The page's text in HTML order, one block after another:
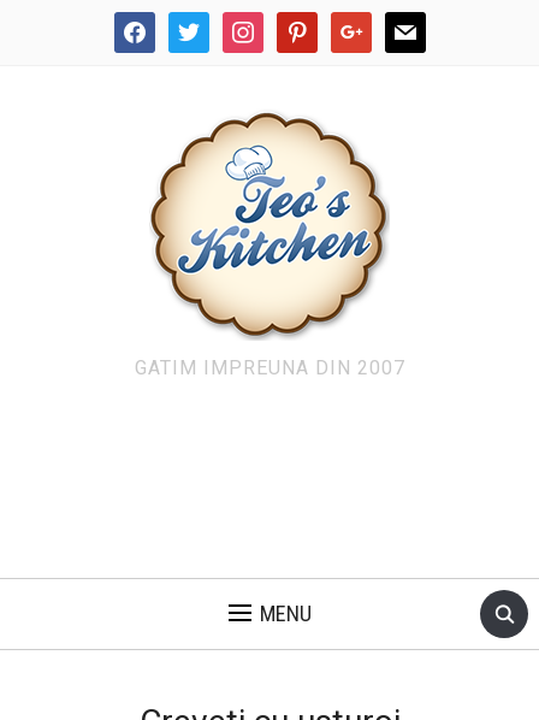
facebooktwitter instagrampinterestgoogle mail
GATIM IMPREUNA DIN 2007
MENU